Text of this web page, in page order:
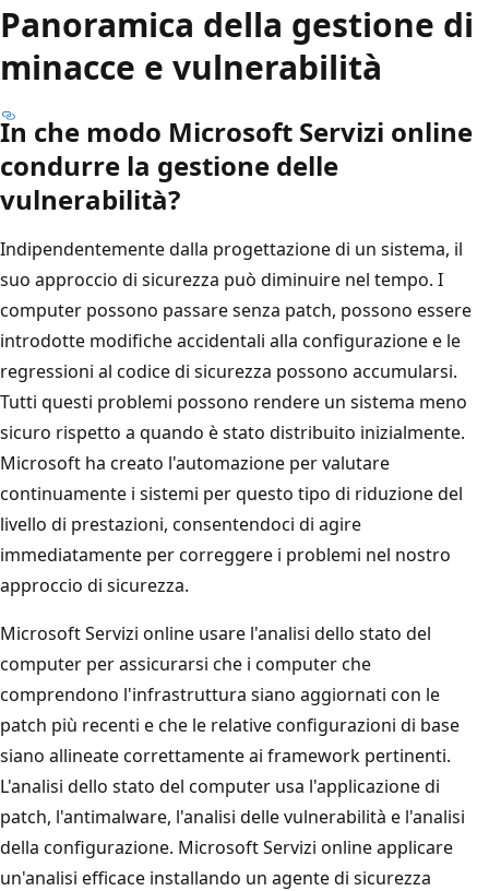
Panoramica della gestione di
minacce e vulnerabilità
In che modo Microsoft Servizi online
condurre la gestione delle
vulnerabilità?
Indipendentemente dalla progettazione di un sistema, il
suo approccio di sicurezza può diminuire nel tempo. I
computer possono passare senza patch, possono essere
introdotte modifiche accidentali alla configurazione e le
regressioni al codice di sicurezza possono accumularsi.
Tutti questi problemi possono rendere un sistema meno
sicuro rispetto a quando è stato distribuito inizialmente.
Microsoft ha creato l'automazione per valutare
continuamente i sistemi per questo tipo di riduzione del
livello di prestazioni, consentendoci di agire
immediatamente per correggere i problemi nel nostro
approccio di sicurezza.
Microsoft Servizi online usare l'analisi dello stato del
computer per assicurarsi che i computer che
comprendono l'infrastruttura siano aggiornati con le
patch più recenti e che le relative configurazioni di base
siano allineate correttamente ai framework pertinenti.
L'analisi dello stato del computer usa l'applicazione di
patch, l'antimalware, l'analisi delle vulnerabilità e l'analisi
della configurazione. Microsoft Servizi online applicare
un'analisi efficace installando un agente di sicurezza